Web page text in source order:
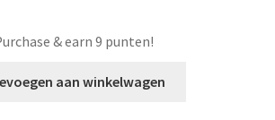
& earn 9 punten!
aan winkelwagen